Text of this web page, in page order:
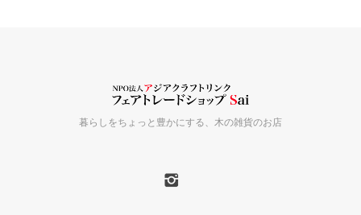
暮らしをちょっと豊かにする、木の雑貨のお店